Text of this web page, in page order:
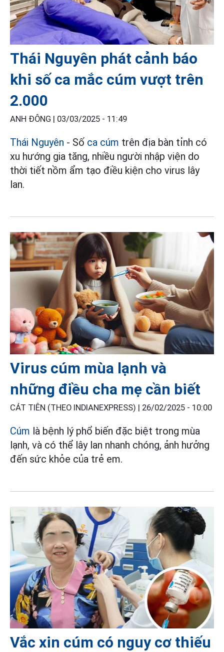
Thái Nguyên phát cảnh báo
khi số ca mắc cúm vượt trên
2.000
ANH ĐÔNG | 03/03/2025 - 11:49
Thái Nguyên - Số ca cúm trên địa bàn tỉnh có
xu hướng gia tăng, nhiều người nhập viện do
thời tiết nồm ẩm tạo điều kiện cho virus lây
lan.
Virus cúm mùa lạnh và
những điều cha mẹ cần biết
CÁT TIÊN (THEO INDIANEXPRESS) | 26/02/2025 - 10:00
Cúm là bệnh lý phổ biến đặc biệt trong mùa
lạnh, và có thể lây lan nhanh chóng, ảnh hưởng
đến sức khỏe của trẻ em.
Vắc xin cúm có nguy cơ thiếu